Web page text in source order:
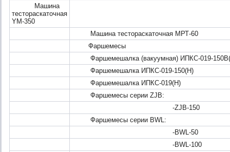
Машина
тестораскаточная
YM-350
Машина тестораскаточная МРТ-60
Фаршемесы
Фаршемешалка (вакуумная) ИПКС-019-
Фаршемешалка ИПКС-019-150(Н)
Фаршемешалка ИПКС-019(Н)
Фаршемесы серии ZJB:
-ZJB-150
Фаршемесы серии BWL:
-BWL-50
-BWL-100